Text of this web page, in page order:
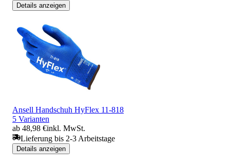
Details anzeigen
Ansell Handschuh HyFlex 11-818
5 Varianten
ab 48,98 €inkl. MwSt.
Lieferung bis 2-3 Arbeitstage
Details anzeigen